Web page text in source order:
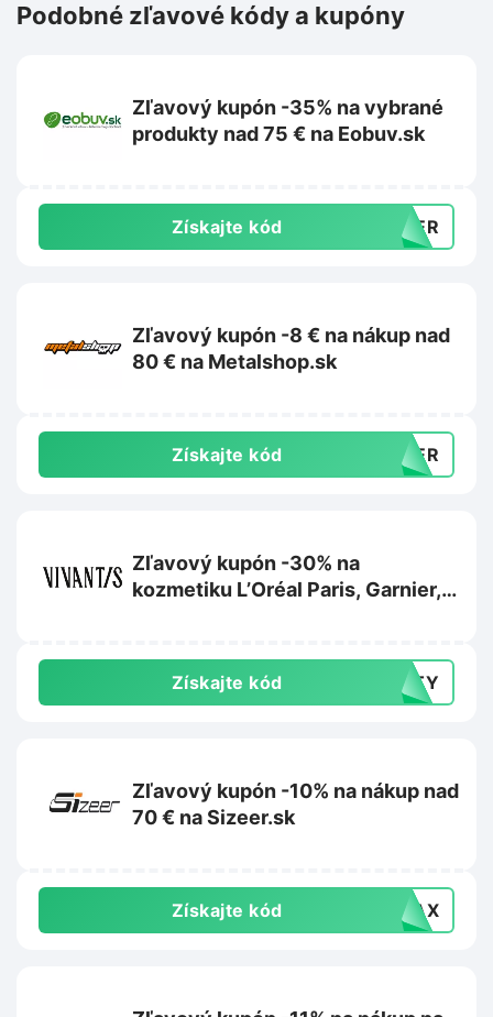
Podobné zľavové kódy a kupóny
Zľavový kupón -35% na vybrané
produkty nad 75 € na Eobuv.sk
Získajte kód MMER
Zľavový kupón -8 € na nákup nad
80 € na Metalshop.sk
Získajte kód MMER
Zľavový kupón -30% na
kozmetiku L’Oréal Paris, Garnier,
Získajte kód AUTY
Zľavový kupón -10% na nákup nad
70 € na Sizeer.sk
Získajte kód VIAX